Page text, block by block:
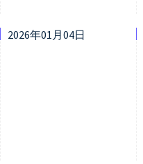
2026年01月04日